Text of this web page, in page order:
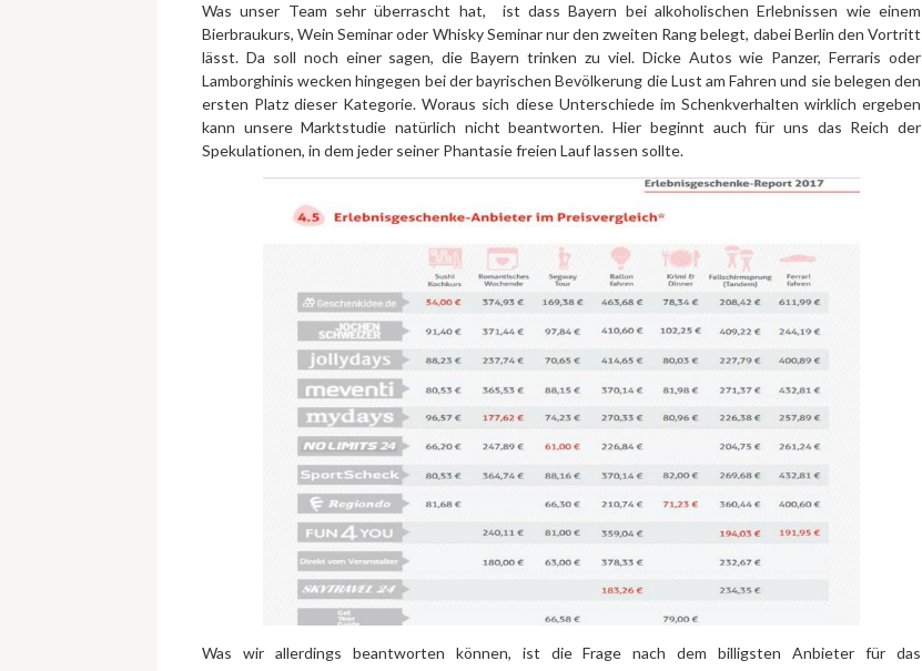
Was unser Team sehr überrascht hat, ist dass Bayern bei alkoholischen Erlebnissen wie einem
Bierbraukurs, Wein Seminar oder Whisky Seminar nur den zweiten Rang belegt, dabei Berlin den Vortritt
lässt. Da soll noch einer sagen, die Bayern trinken zu viel. Dicke Autos wie Panzer, Ferraris oder
Lamborghinis wecken hingegen bei der bayrischen Bevölkerung die Lust am Fahren und sie belegen den
ersten Platz dieser Kategorie. Woraus sich diese Unterschiede im Schenkverhalten wirklich ergeben
kann unsere Marktstudie natürlich nicht beantworten. Hier beginnt auch für uns das Reich der
Spekulationen, in dem jeder seiner Phantasie freien Lauf lassen sollte.
Was wir allerdings beantworten können, ist die Frage nach dem billigsten Anbieter für das